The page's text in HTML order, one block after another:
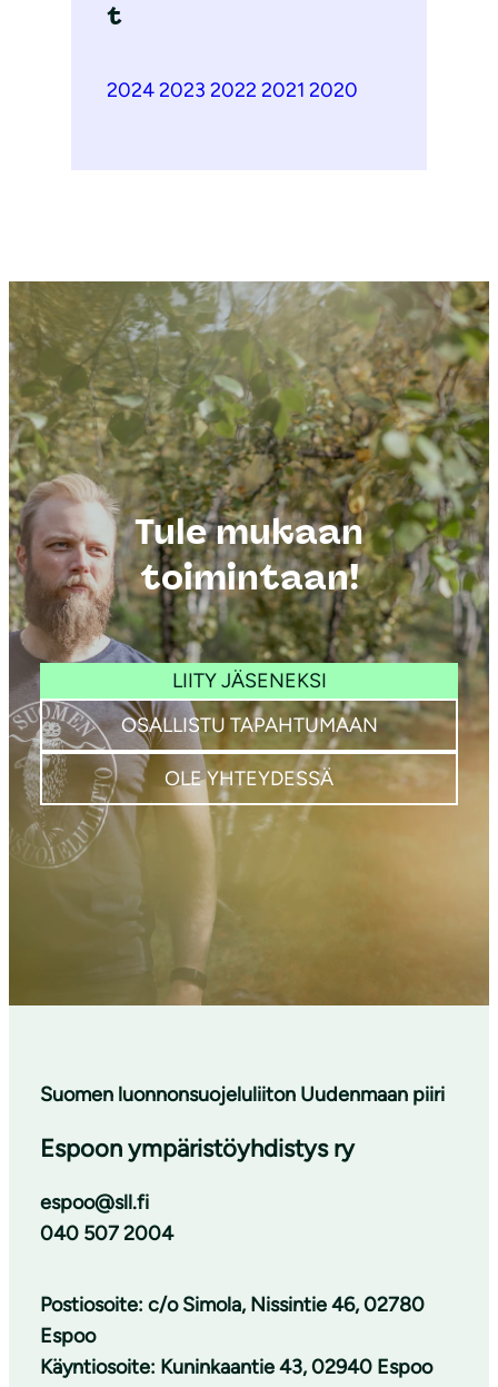
t
20242023 2022 2021 2020
Tule mukaan
toimintaan!
LIITY JÄSENEKSI
OSALLISTU TAPAHTUMAAN
OLE YHTEYDESSÄ
Suomen luonnonsuojeluliiton Uudenmaan piiri
Espoon ympäristöyhdistys ry
espoo@sll.fi
040 507 2004
Postiosoite: c/o Simola, Nissintie 46, 02780
Espoo
Käyntiosoite: Kuninkaantie 43, 02940 Espoo